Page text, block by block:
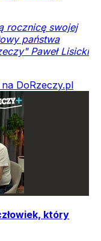
rocznicę swojej
państwa
Paweł Lisicki
DoRzeczy.pl
który